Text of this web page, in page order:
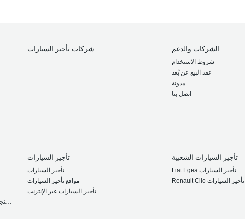
شركات تأجير السيارات الشركات والدعم
شروط الاستخدام
عقد البيع عن بُعد
مدونة
اتصل بنا
استئجار سيارة في مطار إزمير عدنان مندريس الدولي
تأجير السيارات
تأجير السيارات
مواقع تأجير السيارات
تأجير السيارات عبر الإنترنت
تأجير السيارات الشعبية
Fiat Egea تأجير السيارات
Renault Clio تأجير السيارات